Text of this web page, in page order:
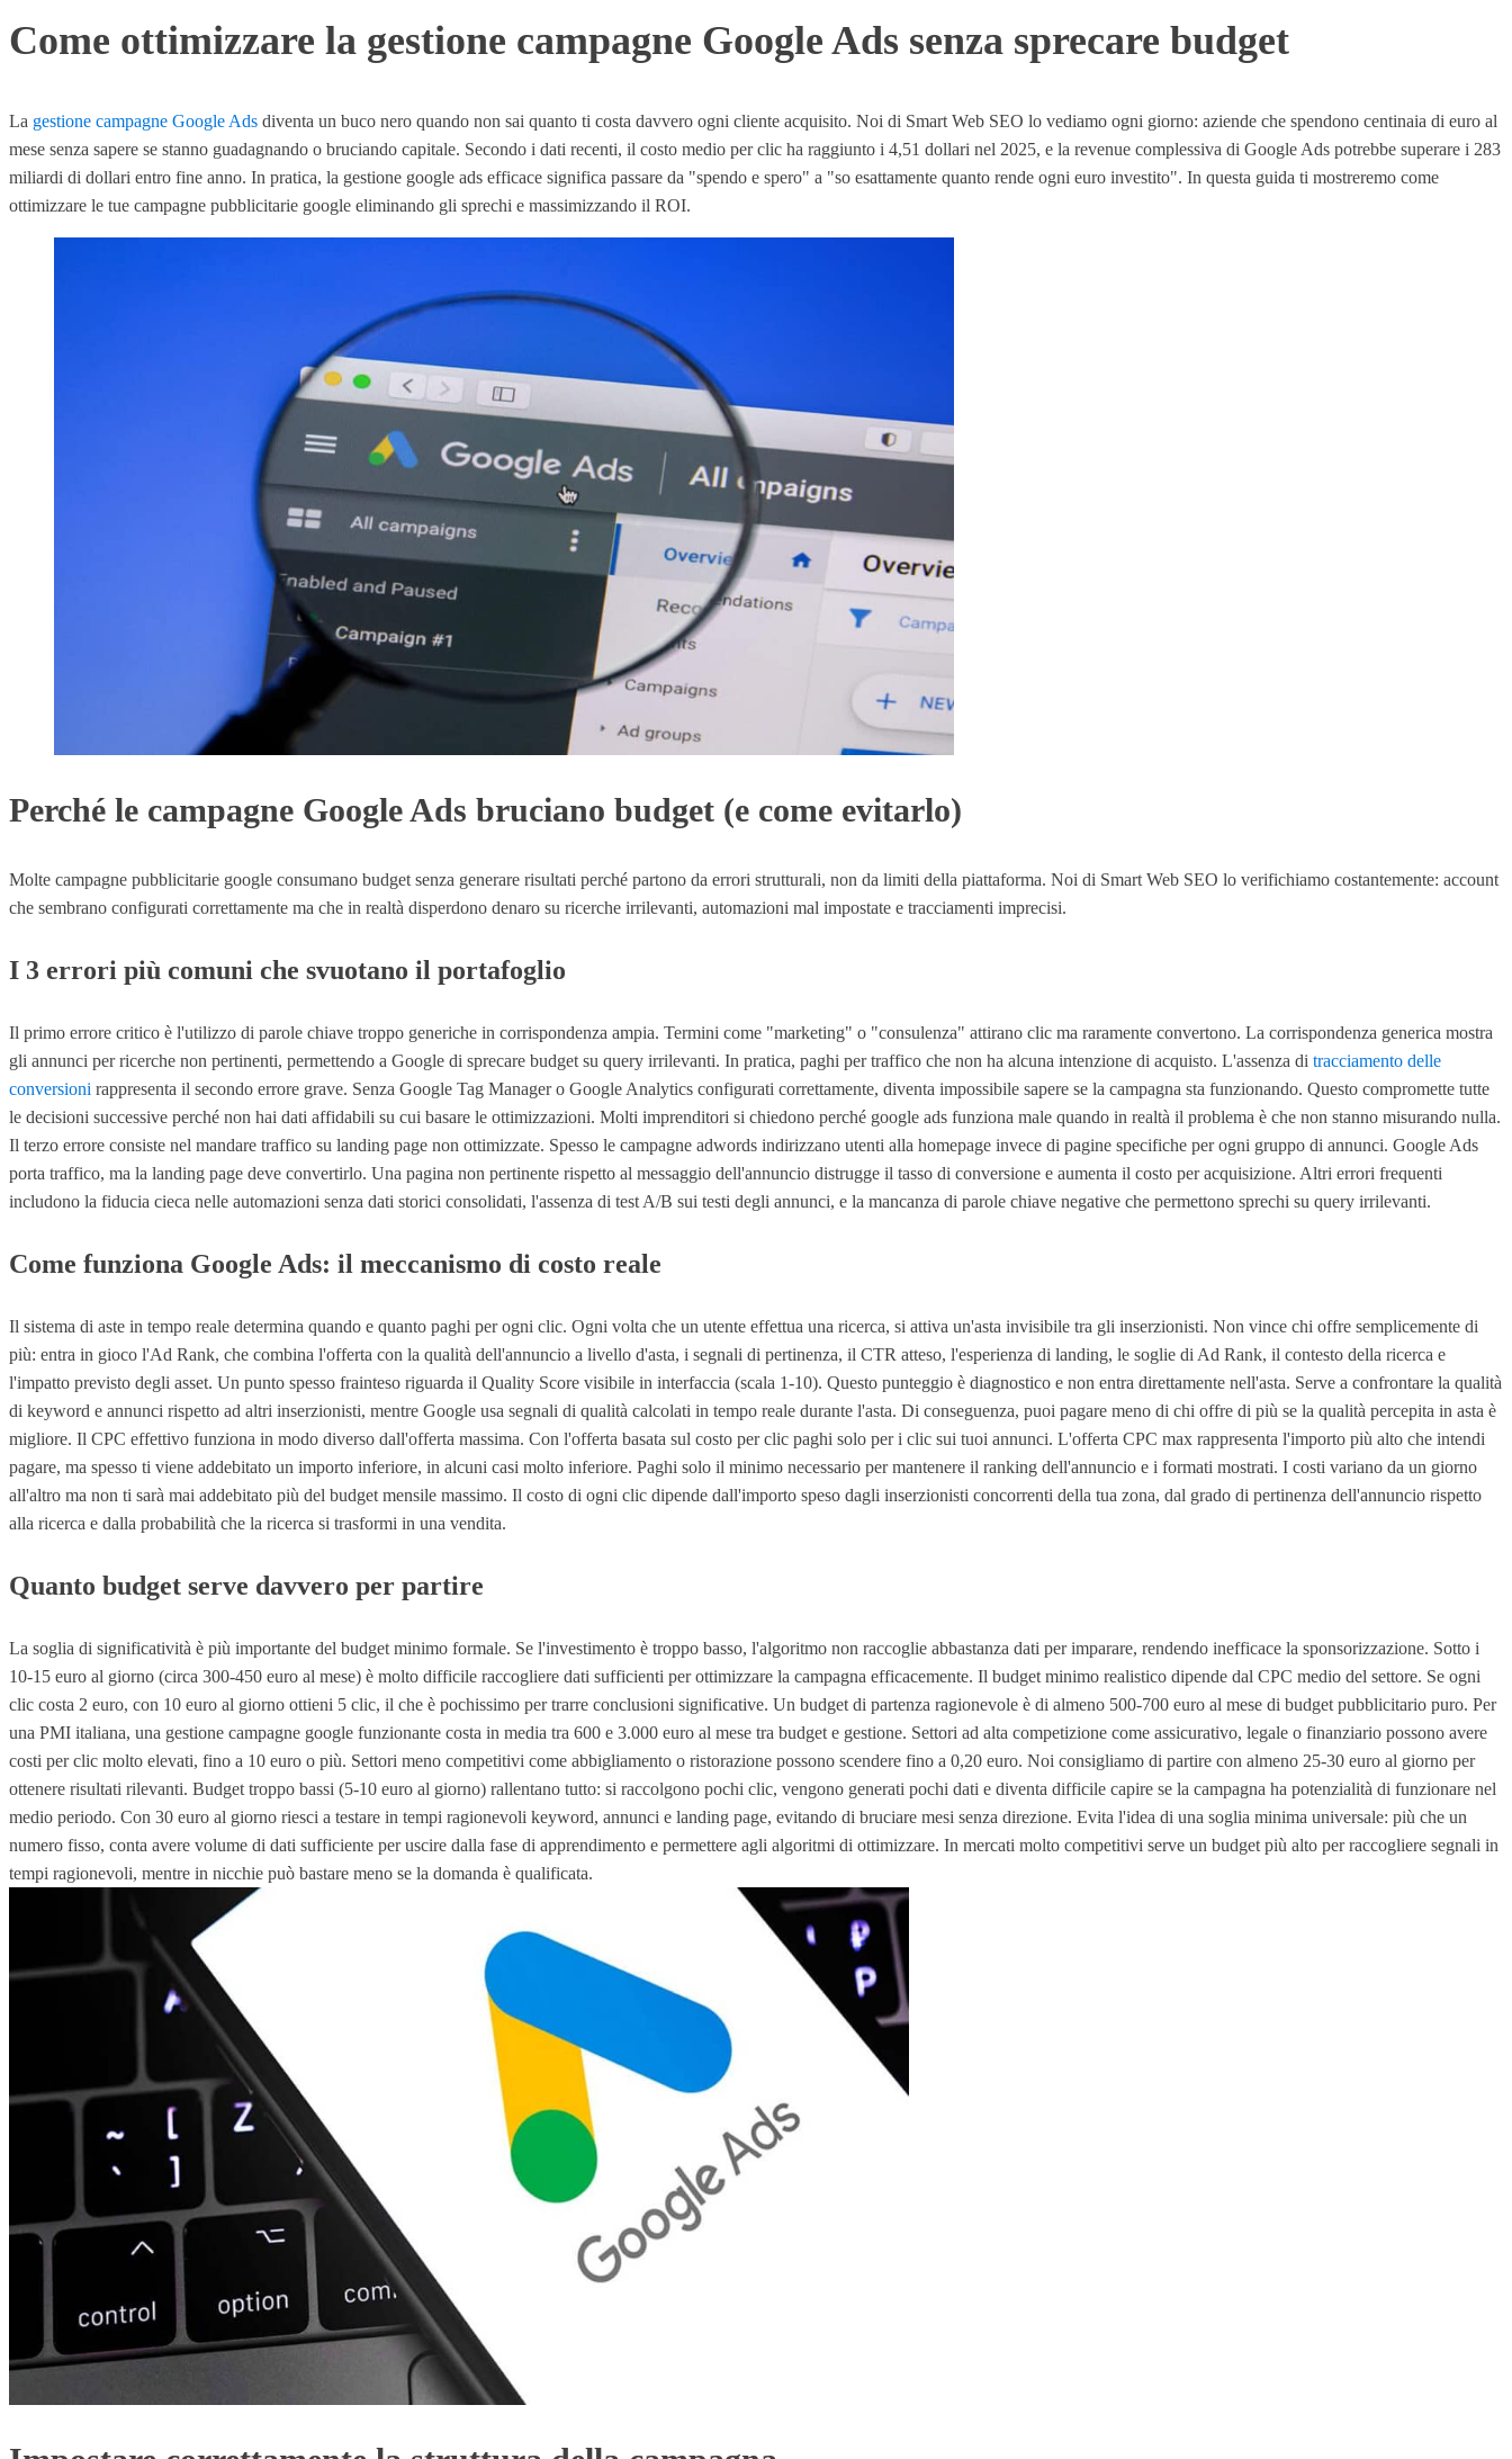
Come ottimizzare la gestione campagne Google Ads senza sprecare budget
La gestione campagne Google Ads diventa un buco nero quando non sai quanto ti costa davvero ogni cliente acquisito. Noi di Smart Web SEO lo vediamo ogni giorno: aziende che spendono centinaia di euro al
mese senza sapere se stanno guadagnando o bruciando capitale. Secondo i dati recenti, il costo medio per clic ha raggiunto i 4,51 dollari nel 2025, e la revenue complessiva di Google Ads potrebbe superare i 283
miliardi di dollari entro fine anno. In pratica, la gestione google ads efficace significa passare da "spendo e spero" a "so esattamente quanto rende ogni euro investito". In questa guida ti mostreremo come
ottimizzare le tue campagne pubblicitarie google eliminando gli sprechi e massimizzando il ROI.
Perché le campagne Google Ads bruciano budget (e come evitarlo)
Molte campagne pubblicitarie google consumano budget senza generare risultati perché partono da errori strutturali, non da limiti della piattaforma. Noi di Smart Web SEO lo verifichiamo costantemente: account
che sembrano configurati correttamente ma che in realtà disperdono denaro su ricerche irrilevanti, automazioni mal impostate e tracciamenti imprecisi.
I 3 errori più comuni che svuotano il portafoglio
Il primo errore critico è l'utilizzo di parole chiave troppo generiche in corrispondenza ampia. Termini come "marketing" o "consulenza" attirano clic ma raramente convertono. La corrispondenza generica mostra
gli annunci per ricerche non pertinenti, permettendo a Google di sprecare budget su query irrilevanti. In pratica, paghi per traffico che non ha alcuna intenzione di acquisto. L'assenza di tracciamento delle
conversioni rappresenta il secondo errore grave. Senza Google Tag Manager o Google Analytics configurati correttamente, diventa impossibile sapere se la campagna sta funzionando. Questo compromette tutte
le decisioni successive perché non hai dati affidabili su cui basare le ottimizzazioni. Molti imprenditori si chiedono perché google ads funziona male quando in realtà il problema è che non stanno misurando nulla.
Il terzo errore consiste nel mandare traffico su landing page non ottimizzate. Spesso le campagne adwords indirizzano utenti alla homepage invece di pagine specifiche per ogni gruppo di annunci. Google Ads
porta traffico, ma la landing page deve convertirlo. Una pagina non pertinente rispetto al messaggio dell'annuncio distrugge il tasso di conversione e aumenta il costo per acquisizione. Altri errori frequenti
includono la fiducia cieca nelle automazioni senza dati storici consolidati, l'assenza di test A/B sui testi degli annunci, e la mancanza di parole chiave negative che permettono sprechi su query irrilevanti.
Come funziona Google Ads: il meccanismo di costo reale
Il sistema di aste in tempo reale determina quando e quanto paghi per ogni clic. Ogni volta che un utente effettua una ricerca, si attiva un'asta invisibile tra gli inserzionisti. Non vince chi offre semplicemente di
più: entra in gioco l'Ad Rank, che combina l'offerta con la qualità dell'annuncio a livello d'asta, i segnali di pertinenza, il CTR atteso, l'esperienza di landing, le soglie di Ad Rank, il contesto della ricerca e
l'impatto previsto degli asset. Un punto spesso frainteso riguarda il Quality Score visibile in interfaccia (scala 1-10). Questo punteggio è diagnostico e non entra direttamente nell'asta. Serve a confrontare la qualità
di keyword e annunci rispetto ad altri inserzionisti, mentre Google usa segnali di qualità calcolati in tempo reale durante l'asta. Di conseguenza, puoi pagare meno di chi offre di più se la qualità percepita in asta è
migliore. Il CPC effettivo funziona in modo diverso dall'offerta massima. Con l'offerta basata sul costo per clic paghi solo per i clic sui tuoi annunci. L'offerta CPC max rappresenta l'importo più alto che intendi
pagare, ma spesso ti viene addebitato un importo inferiore, in alcuni casi molto inferiore. Paghi solo il minimo necessario per mantenere il ranking dell'annuncio e i formati mostrati. I costi variano da un giorno
all'altro ma non ti sarà mai addebitato più del budget mensile massimo. Il costo di ogni clic dipende dall'importo speso dagli inserzionisti concorrenti della tua zona, dal grado di pertinenza dell'annuncio rispetto
alla ricerca e dalla probabilità che la ricerca si trasformi in una vendita.
Quanto budget serve davvero per partire
La soglia di significatività è più importante del budget minimo formale. Se l'investimento è troppo basso, l'algoritmo non raccoglie abbastanza dati per imparare, rendendo inefficace la sponsorizzazione. Sotto i
10-15 euro al giorno (circa 300-450 euro al mese) è molto difficile raccogliere dati sufficienti per ottimizzare la campagna efficacemente. Il budget minimo realistico dipende dal CPC medio del settore. Se ogni
clic costa 2 euro, con 10 euro al giorno ottieni 5 clic, il che è pochissimo per trarre conclusioni significative. Un budget di partenza ragionevole è di almeno 500-700 euro al mese di budget pubblicitario puro. Per
una PMI italiana, una gestione campagne google funzionante costa in media tra 600 e 3.000 euro al mese tra budget e gestione. Settori ad alta competizione come assicurativo, legale o finanziario possono avere
costi per clic molto elevati, fino a 10 euro o più. Settori meno competitivi come abbigliamento o ristorazione possono scendere fino a 0,20 euro. Noi consigliamo di partire con almeno 25-30 euro al giorno per
ottenere risultati rilevanti. Budget troppo bassi (5-10 euro al giorno) rallentano tutto: si raccolgono pochi clic, vengono generati pochi dati e diventa difficile capire se la campagna ha potenzialità di funzionare nel
medio periodo. Con 30 euro al giorno riesci a testare in tempi ragionevoli keyword, annunci e landing page, evitando di bruciare mesi senza direzione. Evita l'idea di una soglia minima universale: più che un
numero fisso, conta avere volume di dati sufficiente per uscire dalla fase di apprendimento e permettere agli algoritmi di ottimizzare. In mercati molto competitivi serve un budget più alto per raccogliere segnali in
tempi ragionevoli, mentre in nicchie può bastare meno se la domanda è qualificata.